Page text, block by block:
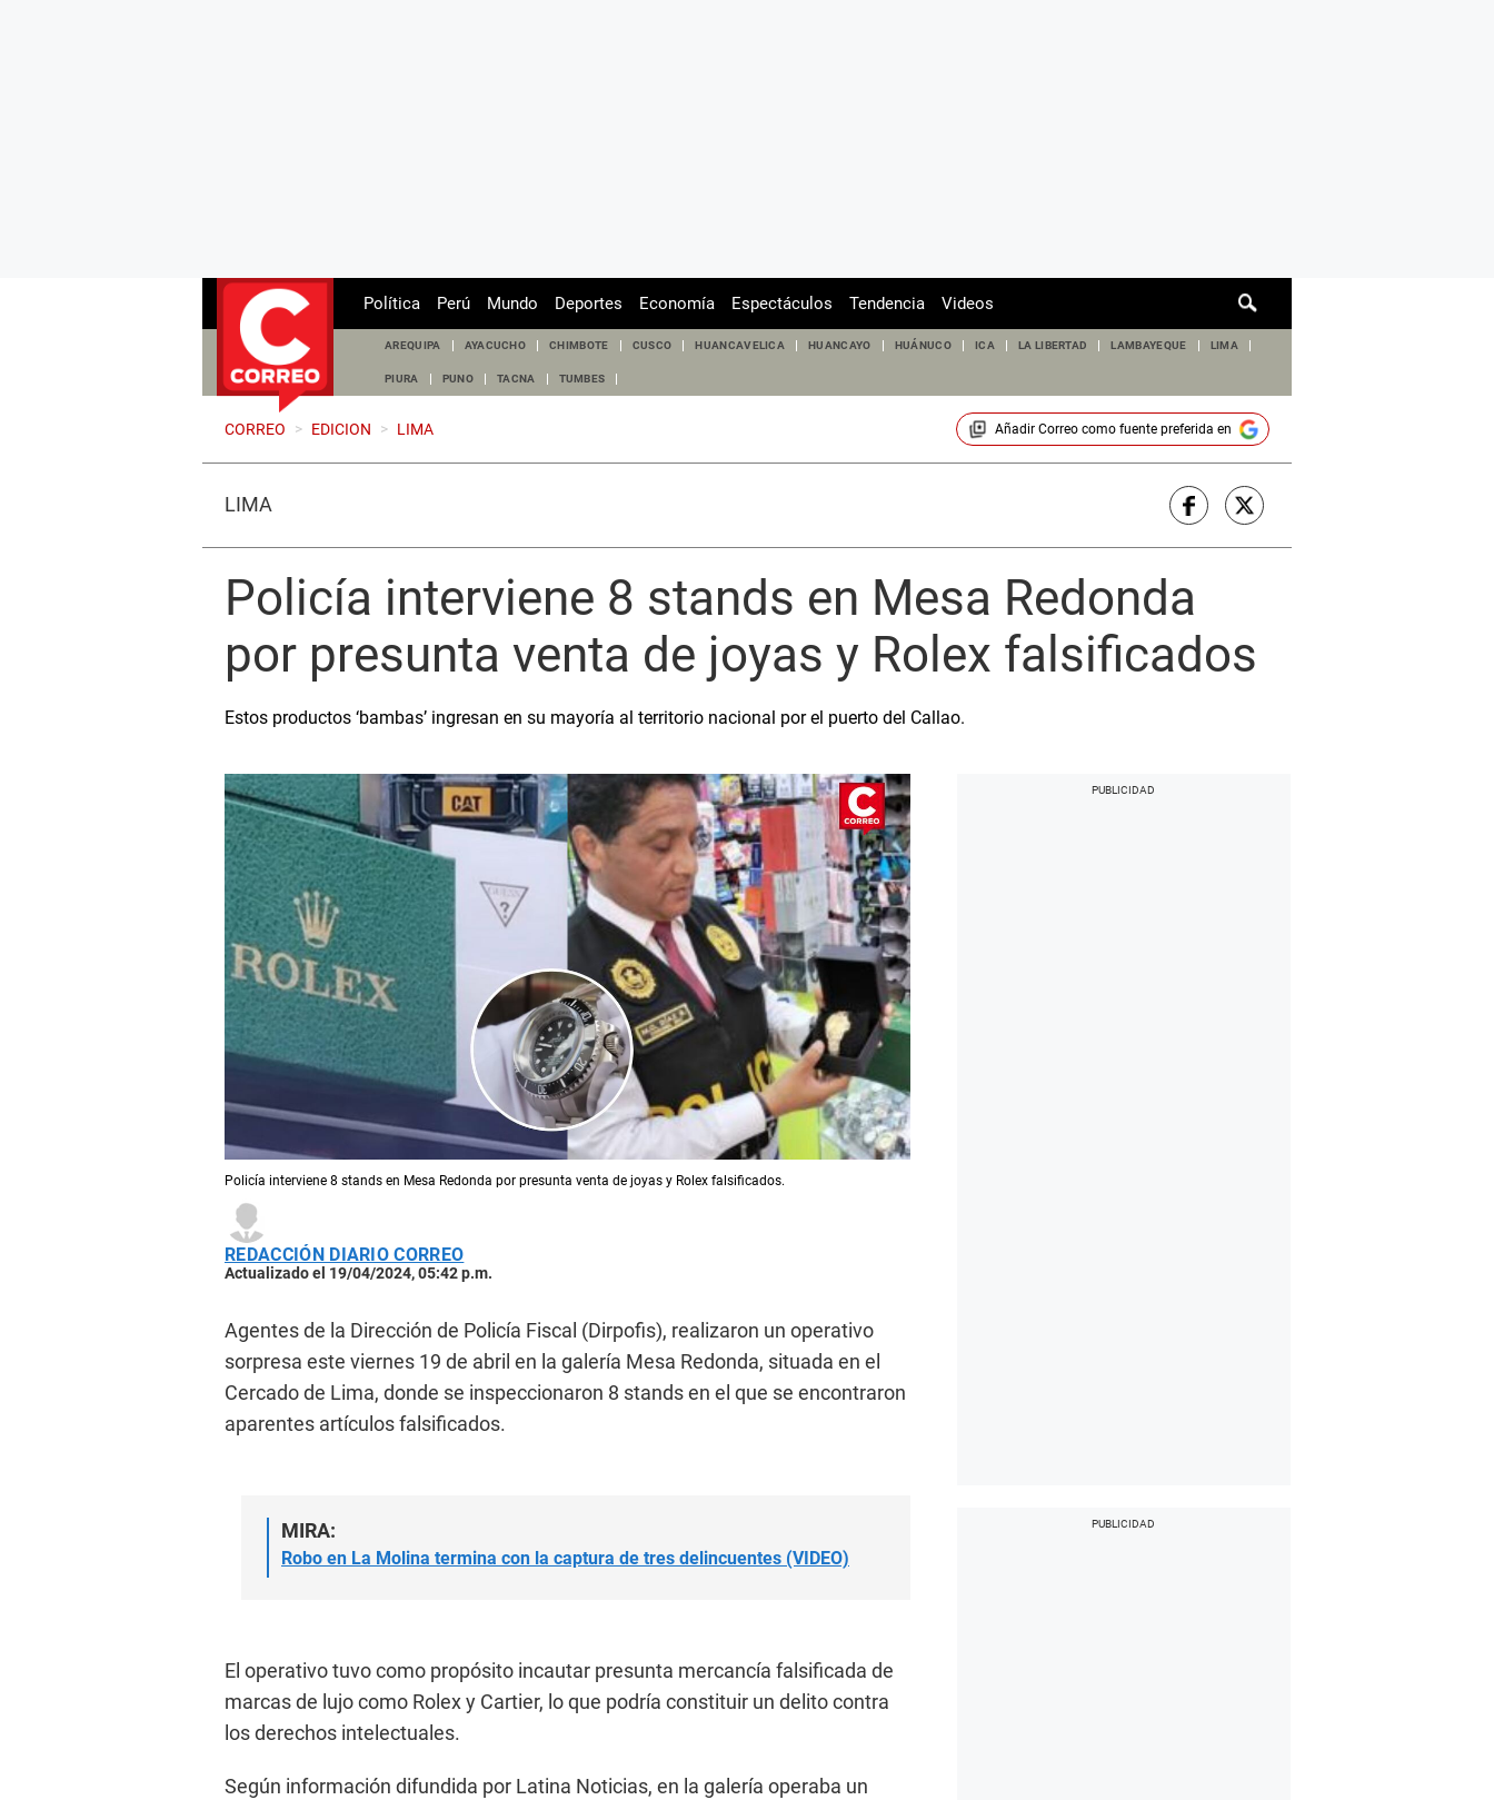
de
Política Perú Mundo Deportes Economía Espectáculos Tendencia Videos
AREQUIPA AYACUCHO CHIMBOTE CUSCO HUANCAVELICA HUANCAYO HUÁNUCO ICA LA LIBERTAD LAMBAYEQUE LIMA
PIURA PUNO TACNA TUMBES
CORREO > EDICION > LIMA Añadir Correocomo fuente preferida en
LIMA
Policía interviene 8 stands en Mesa Redonda
por presunta venta de joyas y Rolex falsificados
Estos productos ‘bambas’ ingresan en su mayoría al territorio nacional por el puerto del Callao.
Policía interviene 8 stands en Mesa Redonda por presunta venta de joyas y Rolex falsificados.
REDACCIÓN DIARIO CORREO
Actualizado el 19/04/2024, 05:42 p.m.
Agentes de la Dirección de Policía Fiscal (Dirpofis), realizaron un operativo
sorpresa este viernes 19 de abril en la galería Mesa Redonda, situada en el
Cercado de Lima, donde se inspeccionaron 8 stands en el que se encontraron
aparentes artículos falsificados.
MIRA:
Robo en La Molina termina con la captura de tres delincuentes (VIDEO)
El operativo tuvo como propósito incautar presunta mercancía falsificada de
marcas de lujo como Rolex y Cartier, lo que podría constituir un delito contra
los derechos intelectuales.
Según información difundida por Latina Noticias, en la galería operaba un